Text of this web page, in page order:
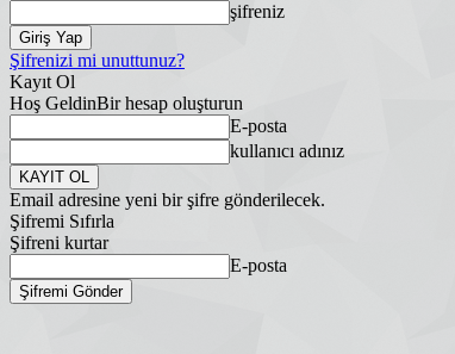
şifreniz
Şifrenizi mi unuttunuz?
Kayıt Ol
Hoş GeldinBir hesap oluşturun
E-posta
kullanıcı adınız
Email adresine yeni bir şifre gönderilecek.
Şifremi Sıfırla
Şifreni kurtar
E-posta